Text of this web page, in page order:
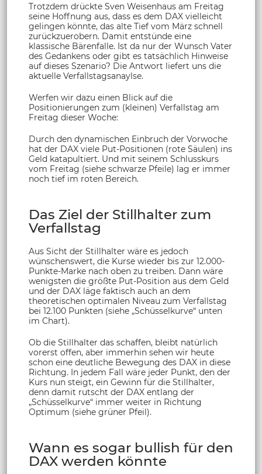
Trotzdem drückte Sven Weisenhaus am Freitag
seine Hoffnung aus, dass es dem DAX vielleicht
gelingen könnte, das alte Tief vom März schnell
zurückzuerobern. Damit entstünde eine
klassische Bärenfalle. Ist da nur der Wunsch Vater
des Gedankens oder gibt es tatsächlich Hinweise
auf dieses Szenario? Die Antwort liefert uns die
aktuelle Verfallstagsanaylse.
Werfen wir dazu einen Blick auf die
Positionierungen zum (kleinen) Verfallstag am
Freitag dieser Woche:
Durch den dynamischen Einbruch der Vorwoche
hat der DAX viele Put-Positionen (rote Säulen) ins
Geld katapultiert. Und mit seinem Schlusskurs
vom Freitag (siehe schwarze Pfeile) lag er immer
noch tief im roten Bereich.
Das Ziel der Stillhalter zum
Verfallstag
Aus Sicht der Stillhalter wäre es jedoch
wünschenswert, die Kurse wieder bis zur 12.000-
Punkte-Marke nach oben zu treiben. Dann wäre
wenigsten die größte Put-Position aus dem Geld
und der DAX läge faktisch auch an dem
theoretischen optimalen Niveau zum Verfallstag
bei 12.100 Punkten (siehe „Schüsselkurve“ unten
im Chart).
Ob die Stillhalter das schaffen, bleibt natürlich
vorerst offen, aber immerhin sehen wir heute
schon eine deutliche Bewegung des DAX in diese
Richtung. In jedem Fall wäre jeder Punkt, den der
Kurs nun steigt, ein Gewinn für die Stillhalter,
denn damit rutscht der DAX entlang der
„Schüsselkurve“ immer weiter in Richtung
Optimum (siehe grüner Pfeil).
Wann es sogar bullish für den
DAX werden könnte